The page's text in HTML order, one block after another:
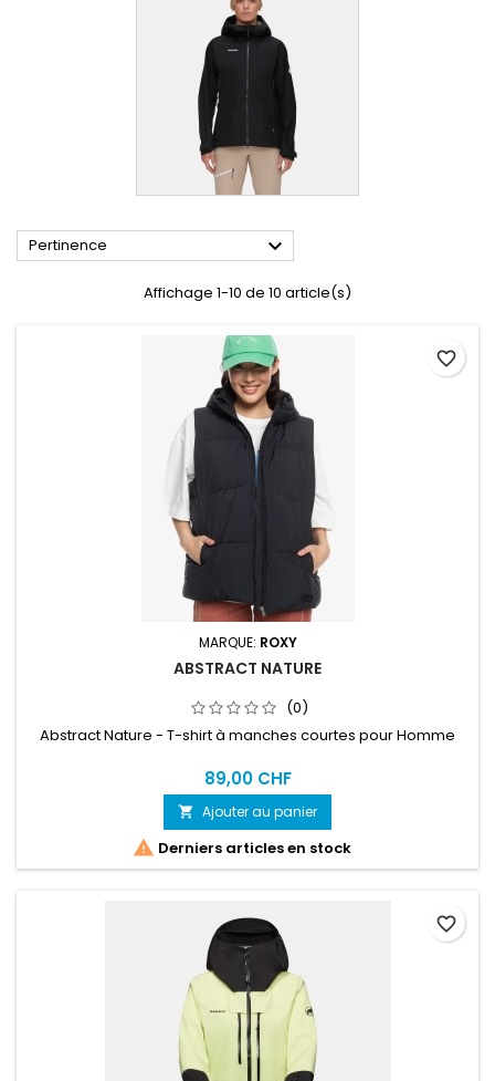
Pertinence 
Affichage 1-10 de 10 article(s)
MARQUE: ROXY
ABSTRACT NATURE
(0)
Abstract Nature - T-shirt à manches courtes pour Homme
89,00 CHF
 Ajouter au panier
 Derniers articles en stock
favorite_border
favorite_border